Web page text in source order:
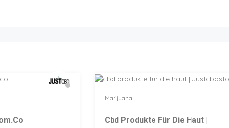
Marijuana
Cbd Produkte Für Die Haut |